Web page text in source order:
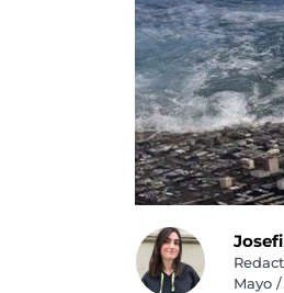
Mayo